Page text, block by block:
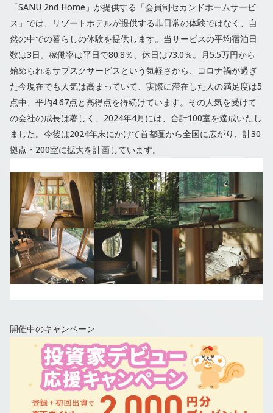
「SANU 2nd Home」が提供する「会員制セカンドホームサービ
ス」では、リゾートホテルが提供する非日常の体験ではなく、自
然の中での暮らしの体験を提供します。当サービスの平均宿泊日
数は3日。稼働率は平日で80.8％、休日は73.0％。月5.5万円から
始められるサブスクサービスという気軽さから、コロナ禍が過ぎ
た今現在でも人気は高まっていて、実際に滞在した人の満足度は5
点中、平均4.67点と高得点を得続けています。その人気を受けて
の会社の成長は著しく、2024年4月には、合計100室を達成いたし
ました。今後は2024年末にかけて首都圏から全国に広がり、計30
拠点・200室に拡大を計画しています。
開催中のキャンペーン